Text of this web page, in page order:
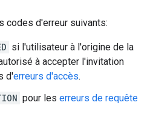
codes d'erreur suivants:
si l'utilisateur à l'origine de la
à accepter l'invitation
d'erreurs d'accès.
pour les erreurs de requête